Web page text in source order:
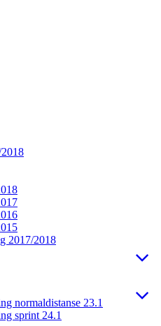
2017/2018
normaldistanse 23.1
sprint 24.1